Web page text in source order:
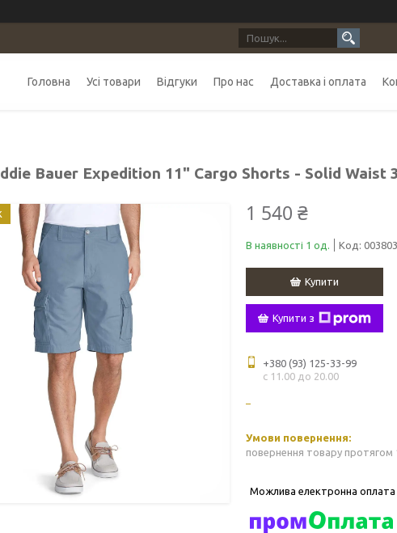
Головна Усі товари Відгуки Про нас Доставка і оплата
Bauer Expedition 11" Cargo Shorts - Solid Waist
1 540 ₴
В наявності 1 од. Код:
Купити
Купити з
+380 (93) 125-33-99
с 11.00 до 20.00
повернення товару протягом